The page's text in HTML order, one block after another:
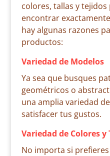
colores, tallas y
encontrar
hay algunas razones
productos:
Variedad de Modelos
Ya sea que busques
geométricos o
una amplia variedad
satisfacer tus gustos.
Variedad de Colores y
No importa si